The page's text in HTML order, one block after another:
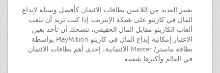
يعتبر العديد من اللاعبين بطاقات الائتمان كأفضل وسيلة لإيداع
المال في كازينو على شبكة الإنترنت. إذا كنت تريد أن تلعب
ألعاب الكازينو مقابل المال الحقيقي، ننصحك أن تأخذ بعين
الاعتبار إمكانية إيداع المال في كازينو PlayMillion بواسطة
بطاقة ماستر/ Master الائتمانية، إحدى أهم بطاقات الائتمان
في العالم وأكثرها شعبية.